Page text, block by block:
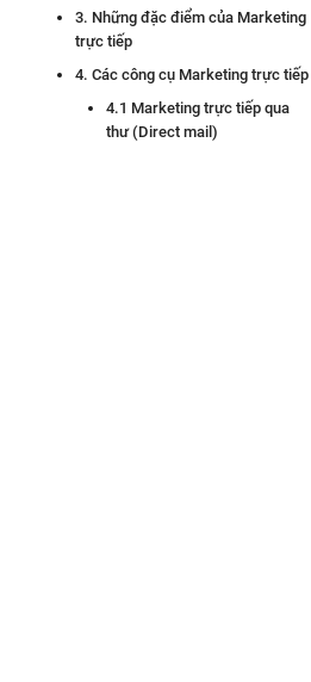
3. Những đặc điểm của Marketing
trực tiếp
4. Các công cụ Marketing trực tiếp
4.1 Marketing trực tiếp qua
thư (Direct mail)